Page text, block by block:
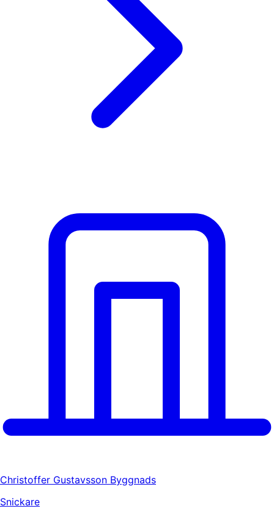
Christoffer Gustavsson Byggnads
Snickare